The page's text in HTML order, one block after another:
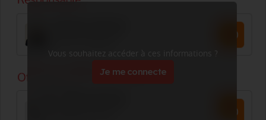
Vous souhaitez accéder à ces informations ?
Je me connecte